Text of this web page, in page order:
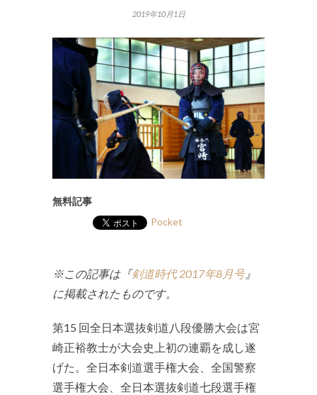
2019年10月1日
無料記事
Pocket
※この記事は『剣道時代 2017年8月号』
に掲載されたものです。
第15 回全日本選抜剣道八段優勝大会は宮
崎正裕教士が大会史上初の連覇を成し遂
げた。全日本剣道選手権大会、全国警察
選手権大会、全日本選抜剣道七段選手権